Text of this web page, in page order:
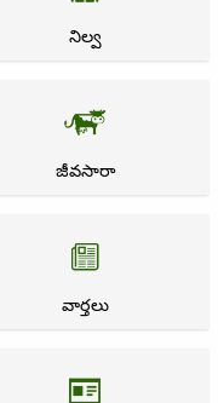
నిల్వ
జీవసారా
వార్తలు